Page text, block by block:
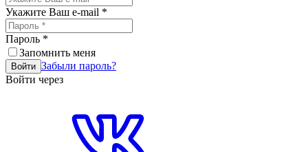
Укажите Ваш e-mail *
Пароль *
Запомнить меня
Войти Забыли пароль?
Войти через